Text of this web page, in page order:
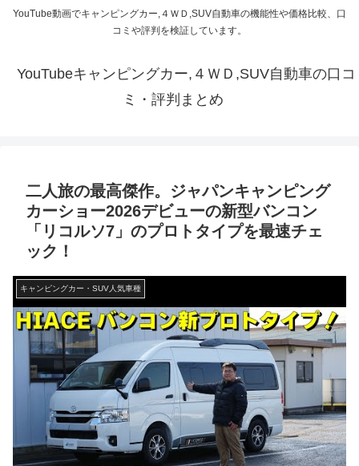
YouTube動画でキャンピングカー,４ＷＤ,SUV自動車の機能性や価格比較、口
コミや評判を検証しています。
YouTubeキャンピングカー,４ＷＤ,SUV自動車の口コ
ミ・評判まとめ
二人旅の最高傑作。ジャパンキャンピング
カーショー2026デビューの新型バンコン
「リコルソ7」のプロトタイプを最速チェ
ック！
キャンピングカー・SUV人気車種